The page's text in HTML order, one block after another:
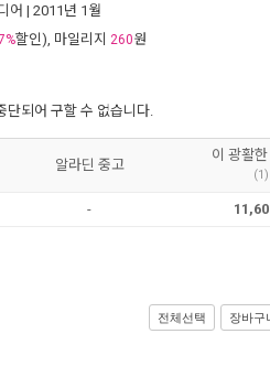
어 | 2011년 1월
할인), 마일리지 260원
단되어 구할 수 없습니다.
알라딘 중고
이 광활
(1)
-
전체선택 장바구